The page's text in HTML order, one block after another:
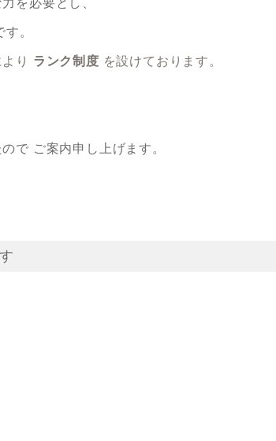
を必要とし、
。
り ランク制度 を設けております。
で ご案内申し上げます。